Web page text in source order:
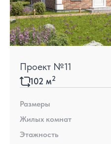
Проект №11
102 м2
Размеры
Жилых комнат
Этажность